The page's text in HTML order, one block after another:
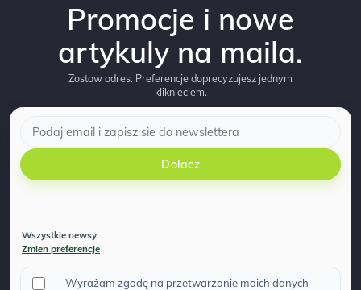
Promocje i nowe
artykuly na maila.
Zostaw adres. Preferencje doprecyzujesz jednym
kliknieciem.
Dolacz
Wszystkie newsy
Zmien preferencje
Wyrażam zgodę na przetwarzanie moich danych